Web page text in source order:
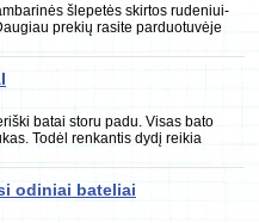
šlepetės skirtos rudeniui-
prekių rasite parduotuvėje
batai storu padu. Visas bato
Todėl renkantis dydį reikia
odiniai bateliai